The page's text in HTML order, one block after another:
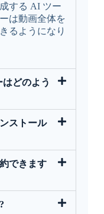
する AI ツー
は動画全体を
るようになり
どのよう
ストール
できます